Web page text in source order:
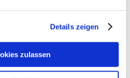
Details zeigen
zulassen